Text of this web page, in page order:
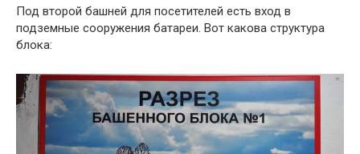
Под второй башней для посетителей есть вход в
подземные сооружения батареи. Вот какова структура
блока: